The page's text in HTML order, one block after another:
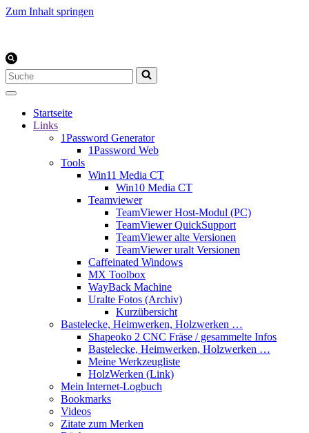
Zum Inhalt springen
Suchen
nach …
Startseite
Links
1Password Generator
1Password Web
Tools
Win11 Media CT
Win10 Media CT
Teamviewer
TeamViewer Host-Modul (PC)
TeamViewer QuickSupport
TeamViewer alte Versionen
TeamViewer uralt Versionen
Caffeinated Windows
MX Toolbox
WayBack Machine
Uralte Fotos (Archiv)
Kurzübersicht
Bastelecke, Heimwerken, Holzwerken …
Shapeoko 2 CNC Fräse / gesammelte Infos
Bastelecke, Heimwerken, Holzwerken …
Meine Werkzeugliste
HolzWerken (Link)
Mein Internet-Logbuch
Bookmarks
Videos
Zitate zum Merken